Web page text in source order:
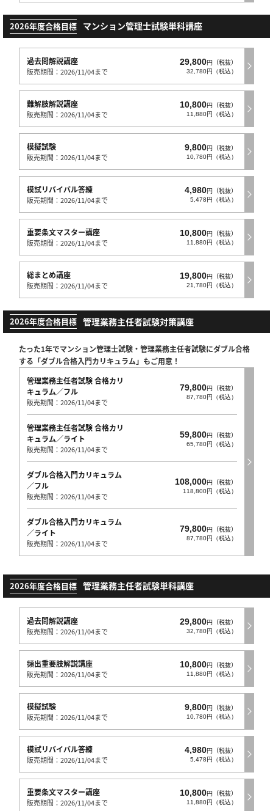
2026年度合格目標 マンション管理士試験単科講座
過去問解説講座
販売期間：2026/11/04まで
29,800円（税抜）
32,780円（税込）
難解肢解説講座
販売期間：2026/11/04まで
10,800円（税抜）
11,880円（税込）
模擬試験
販売期間：2026/11/04まで
9,800円（税抜）
10,780円（税込）
模試リバイバル答練
販売期間：2026/11/04まで
4,980円（税抜）
5,478円（税込）
重要条文マスター講座
販売期間：2026/11/04まで
10,800円（税抜）
11,880円（税込）
総まとめ講座
販売期間：2026/11/04まで
19,800円（税抜）
21,780円（税込）
2026年度合格目標 管理業務主任者試験対策講座
たった1年でマンション管理士試験・管理業務主任者試験にダブル合格
する 「ダブル合格入門カリキュラム」 もご用意！
管理業務主任者試験 合格カリ
キュラム／フル
販売期間：2026/11/04まで
79,800円（税抜）
87,780円（税込）
管理業務主任者試験 合格カリ
キュラム／ライト
販売期間：2026/11/04まで
59,800円（税抜）
65,780円（税込）
ダブル合格入門カリキュラム
／フル
販売期間：2026/11/04まで
108,000円（税抜）
118,800円（税込）
ダブル合格入門カリキュラム
／ライト
販売期間：2026/11/04まで
79,800円（税抜）
87,780円（税込）
2026年度合格目標 管理業務主任者試験単科講座
過去問解説講座
販売期間：2026/11/04まで
29,800円（税抜）
32,780円（税込）
頻出重要肢解説講座
販売期間：2026/11/04まで
10,800円（税抜）
11,880円（税込）
模擬試験
販売期間：2026/11/04まで
9,800円（税抜）
10,780円（税込）
模試リバイバル答練
販売期間：2026/11/04まで
4,980円（税抜）
5,478円（税込）
重要条文マスター講座
販売期間：2026/11/04まで
10,800円（税抜）
11,880円（税込）